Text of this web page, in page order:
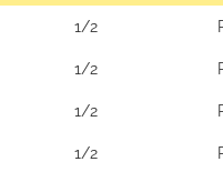
1/2
1/2
1/2
1/2